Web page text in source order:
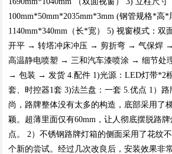
100mm*50mm*2035mm*3mm (钢管规格*高*
1140mm*340mm（长*宽） 5) 视窗模式：双
开平 → 转塔冲床冲压 → 剪折弯 → 气保焊
高温静电喷塑 → 三和汽车漆喷涂 → 细节
→ 包装 → 发货 4.配件 1)光源：LED灯带*2
套、时控器1套 3)法兰盘：一套 5.优点 1）
尚，路牌整体没有太多的构造，底部采用了
颖。超薄里面仅有60mm，让人彻底摆脱路
点。 2）不锈钢路牌灯箱的侧面采用了花纹
个新的尝试。经过几次改良后，安装效果非